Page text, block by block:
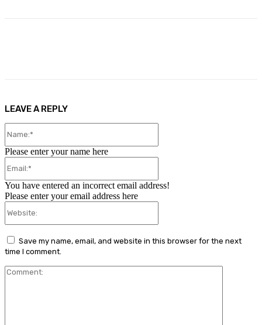
LEAVE A REPLY
Please enter your name here
You have entered an incorrect email address!
Please enter your email address here
Save my name, email, and website in this browser for the next
time I comment.